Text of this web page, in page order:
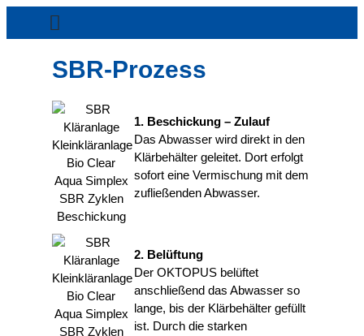
SBR-Prozess
1. Beschickung – Zulauf
Das Abwasser wird direkt in den
Klärbehälter geleitet. Dort erfolgt
sofort eine Vermischung mit dem
zufließenden Abwasser.
2. Belüftung
Der OKTOPUS belüftet
anschließend das Abwasser so
lange, bis der Klärbehälter gefüllt
ist. Durch die starken